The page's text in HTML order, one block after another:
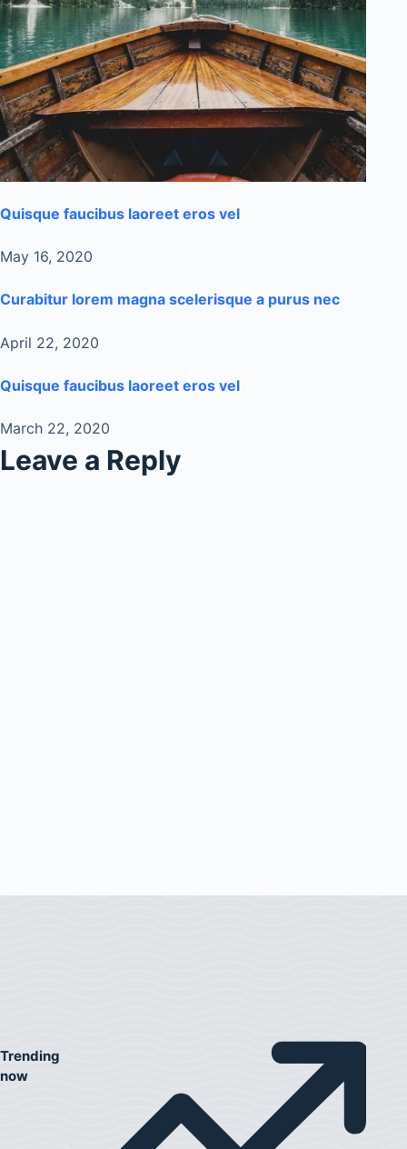
Quisque faucibus laoreet eros vel
May 16, 2020
Curabitur lorem magna scelerisque a purus nec
April 22, 2020
Quisque faucibus laoreet eros vel
March 22, 2020
Leave a Reply
Trending
now